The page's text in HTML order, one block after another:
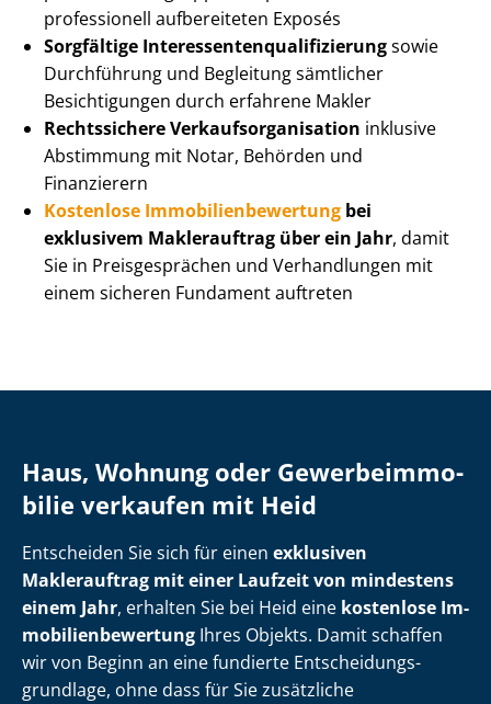
professionell aufbereiteten Exposés
Sorgfältige In­ter­es­sen­ten­qua­li­fi­zie­rungsowie
Durchführung und Begleitung sämtlicher
Besichtigungen durch erfahrene Makler
Rechtssichere Ver­kaufs­or­ga­ni­sa­ti­on inklusive
Abstimmung mit Notar, Behörden und
Finanzierern
Kostenlose Im­mo­bi­li­en­be­wer­tung bei
exklusivem Maklerauftrag über ein Jahr, damit
Sie in Preisgesprächen und Verhandlungen mit
einem sicheren Fundament auftreten
Haus, Wohnung oder Ge­wer­be­im­mo­
bi­lie verkaufen mit Heid
Entscheiden Sie sich für einen exklusiven
Maklerauftrag mit einer Laufzeit von mindestens
einem Jahr, erhalten Sie bei Heid eine kostenlose Im­
mo­bi­li­en­be­wer­tung Ihres Objekts. Damit schaffen
wir von Beginn an eine fundierte Ent­schei­dungs­
grund­la­ge, ohne dass für Sie zusätzliche